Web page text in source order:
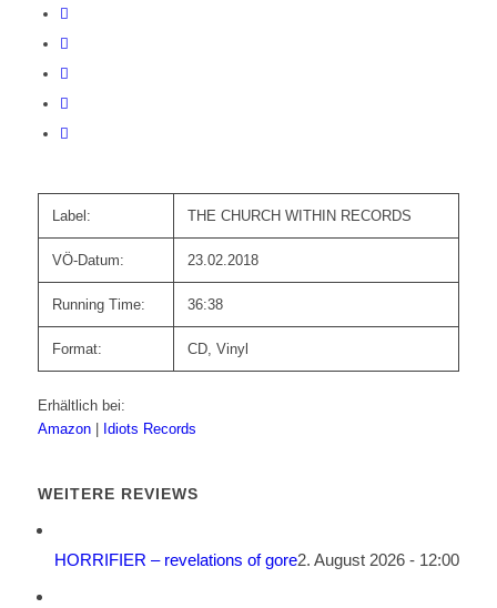
Label: THE CHURCH WITHIN RECORDS
VÖ-Datum: 23.02.2018
Running Time: 36:38
Format: CD, Vinyl
Erhältlich bei:
Amazon
Idiots Records
WEITERE REVIEWS
HORRIFIER – revelations of gore2. August 2026 - 12:00